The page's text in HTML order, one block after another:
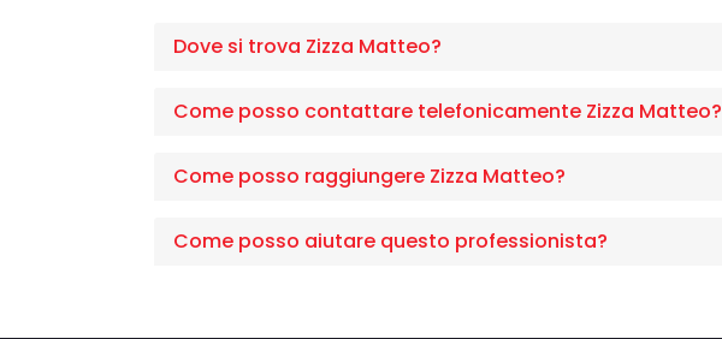
Dove si trova Zizza Matteo?
Come posso contattare telefonicamente Zizza Matteo?
Come posso raggiungere Zizza Matteo?
Come posso aiutare questo professionista?